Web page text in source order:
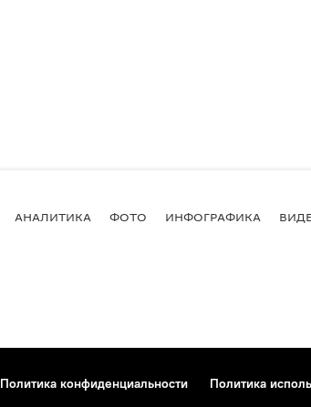
АНАЛИТИКА ФОТО ИНФОГРАФИКА
Политика конфиденциальности
Политика